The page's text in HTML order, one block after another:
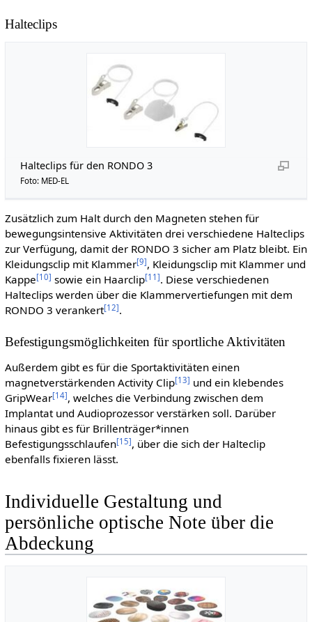
Halteclips
Halteclips für den RONDO 3
Foto: MED-EL
Zusätzlich zum Halt durch den Magneten stehen für
bewegungsintensive Aktivitäten drei verschiedene Halteclips
zur Verfügung, damit der RONDO 3 sicher am Platz bleibt. Ein
Kleidungsclip mit Klammer[9], Kleidungsclip mit Klammer und
Kappe[10] sowie ein Haarclip[11 ]. Diese verschiedenen
Halteclips werden über die Klammervertiefungen mit dem
RONDO 3 verankert[12].
Befestigungsmöglichkeiten für sportliche Aktivitäten
Außerdem gibt es für die Sportaktivitäten einen
magnetverstärkenden Activity Clip[13] und ein klebendes
GripWear[14], welches die Verbindung zwischen dem
Implantat und Audioprozessor verstärken soll. Darüber
hinaus gibt es für Brillenträger*innen
Befestigungsschlaufen[15], über die sich der Halteclip
ebenfalls fixieren lässt.
Individuelle Gestaltung und
persönliche optische Note über die
Abdeckung